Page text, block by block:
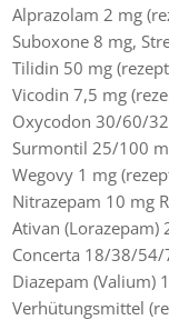
Alprazolam 2 mg
Suboxone 8 mg,
Tilidin 50 mg
Vicodin 7,5 mg
Oxycodon 30/60/
Surmontil 25/100
Wegovy 1 mg
Nitrazepam 10 mg
Ativan (Lorazepam)
Concerta 18/38/
Diazepam (Valium)
Verhütungsmittel